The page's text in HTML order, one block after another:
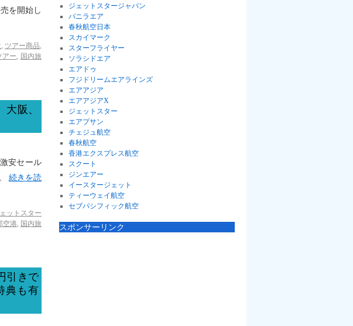
を開始し
, ツアー商品,
アー, 国内旅
阪、
安セール
続きを読
ットスター
空港, 国内旅
引きで
典も有
ジェットスタージャパン
バニラエア
春秋航空日本
スカイマーク
スターフライヤー
ソラシドエア
エアドゥ
フジドリームエアラインズ
エアアジア
エアアジアX
ジェットスター
エアプサン
チェジュ航空
春秋航空
香港エクスプレス航空
スクート
ジンエアー
イースタージェット
ティーウェイ航空
セブパシフィック航空
スポンサーリンク